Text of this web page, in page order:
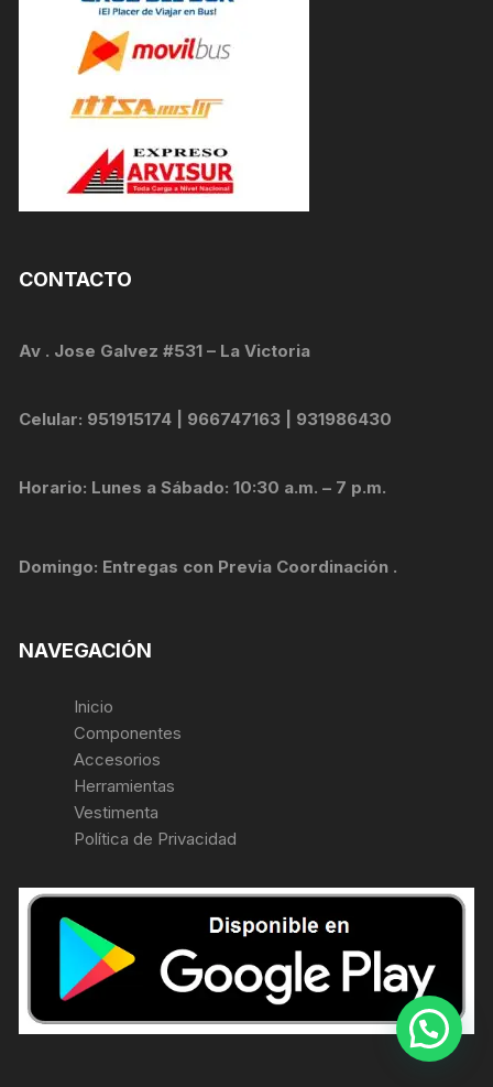
CONTACTO
Av . Jose Galvez #531 – La Victoria
Celular: 951915174 | 966747163 | 931986430
Horario: Lunes a Sábado: 10:30 a.m. – 7 p.m.
Domingo: Entregas con Previa Coordinación .
NAVEGACIÓN
Inicio
Componentes
Accesorios
Herramientas
Vestimenta
Política de Privacidad